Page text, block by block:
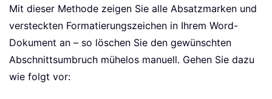
Mit dieser Methode zeigen Sie alle Absatzmarken und
versteckten Formatierungszeichen in Ihrem Word-
Dokument an – so löschen Sie den gewünschten
Abschnittsumbruch mühelos manuell. Gehen Sie dazu
wie folgt vor: